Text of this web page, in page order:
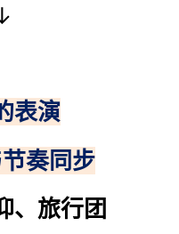
表演
奏同步
、旅行团